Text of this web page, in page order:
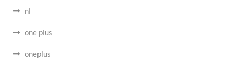
nl
one plus
oneplus